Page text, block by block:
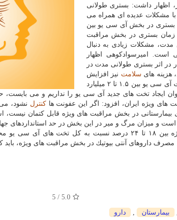
اظهار داشت: بستری طولانی
مشكلات عدیده ای همراه می
بستری در بخش آی سی یو بین
زمان بستری در بخش مراقبت
این مدت، مشكلات زیادی به دنبال
است. امیرسوادكوهی اظهار
در اثر بستری طولانی مدت در
هزینه های سلامت نیز افزایش
می یابد. زیرا، هزینه راه اندازی هر تخت آی سی یو بین ۱.۵ تا ۲ میلیارد
ایجاد تخت های جدید آی سی یو را نداریم و می بایست،
های ویژه ایران، افزود: اگر این عفونت هاكنترل نشود،
بیمارستانی در بخش مراقبت های ویژه قابل كتمان
و میزان مرگ و میر در این بخش در حد استانداردهای
مرگ و میر در بخش مراقبت های ویژه بین ۱۸ تا ۲۴ درصد نسبت
داروهای آنتی بیوتیك در بخش مراقبت های ویژه، باید
5.0
/ 5
بیمارستان دارو